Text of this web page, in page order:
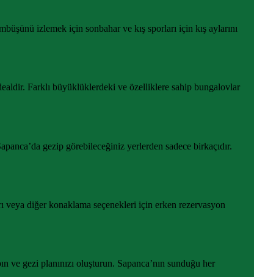
izlemek için sonbahar ve kış sporları için kış aylarını
Farklı büyüklüklerdeki ve özelliklere sahip bungalovlar
gezip görebileceğiniz yerlerden sadece birkaçıdır.
veya diğer konaklama seçenekleri için erken rezervasyon
gezi planınızı oluşturun. Sapanca’nın sunduğu her